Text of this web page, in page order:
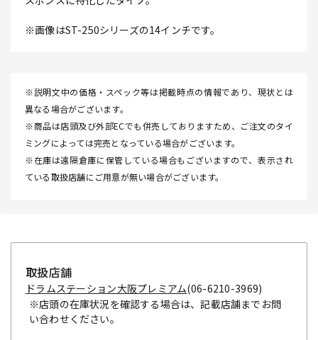
※画像はST-250シリーズの14インチです。
※説明文中の価格・スペック等は掲載時点の情報であり、現状とは
異なる場合がございます。
※商品は店頭及び外部ECでも併売しておりますため、ご注文のタイ
ミングによっては完売となっている場合がございます。
※在庫は遠隔倉庫に保管している場合もございますので、表示され
ている取扱店舗にご用意が無い場合がございます。
取扱店舗
ドラムステーション大阪プレミアム(06-6210-3969)
※店頭の在庫状況を確認する場合は、記載店舗までお問
い合わせください。